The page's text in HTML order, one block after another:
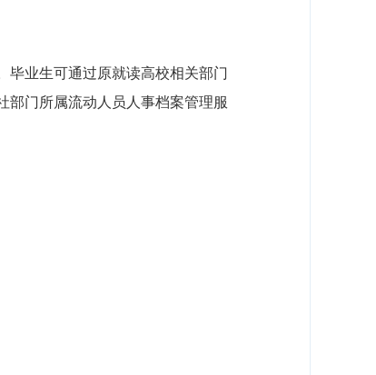
毕业生可通过原就读高校相关部门
部门所属流动人员人事档案管理服